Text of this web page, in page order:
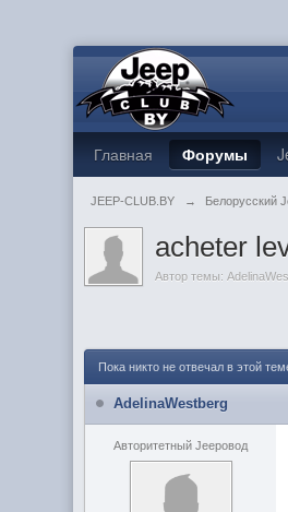
Главная Форумы
JEEP-CLUB.BY → Белорусский
acheter
Автор темы:
Пока никто не отвечал в этой
AdelinaWestberg
Авторитетный Jeepовод